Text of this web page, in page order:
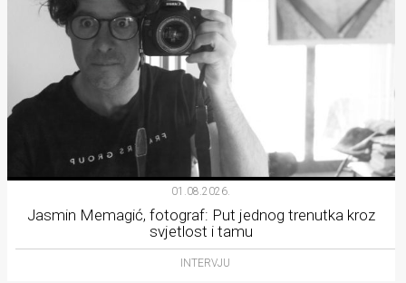
01.08.2026.
Jasmin Memagić, fotograf: Put jednog trenutka kroz
svjetlost i tamu
INTERVJU